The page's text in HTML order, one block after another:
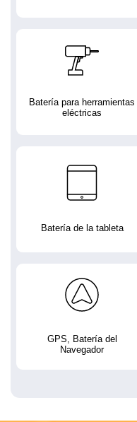
Batería para herramientas
eléctricas
Batería de la tableta
GPS, Batería del
Navegador